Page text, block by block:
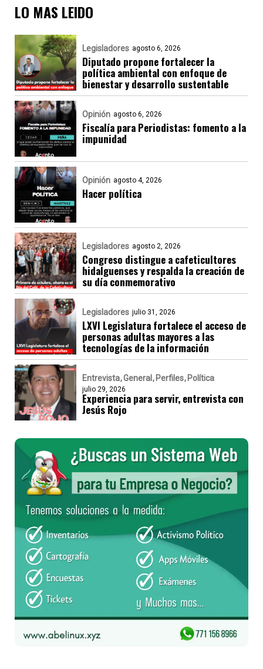
LO MAS LEIDO
Legisladores agosto 6, 2026
Diputado propone fortalecer la
política ambiental con enfoque de
bienestar y desarrollo sustentable
Opinión agosto 6, 2026
Fiscalía para Periodistas: fomento a la
impunidad
Opinión agosto 4, 2026
Hacer política
Legisladores agosto 2, 2026
Congreso distingue a cafeticultores
hidalguenses y respalda la creación de
su día conmemorativo
Legisladores julio 31, 2026
LXVI Legislatura fortalece el acceso de
personas adultas mayores a las
tecnologías de la información
Entrevista General Perfiles Política
julio 29, 2026
Experiencia para servir, entrevista con
Jesús Rojo